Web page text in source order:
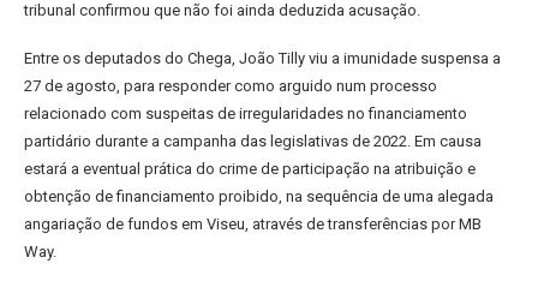
tribunal confirmou que não foi ainda deduzida acusação.
Entre os deputados do Chega, João Tilly viu a imunidade suspensa a
27 de agosto, para responder como arguido num processo
relacionado com suspeitas de irregularidades no financiamento
partidário durante a campanha das legislativas de 2022. Em causa
estará a eventual prática do crime de participação na atribuição e
obtenção de financiamento proibido, na sequência de uma alegada
angariação de fundos em Viseu, através de transferências por MB
Way.